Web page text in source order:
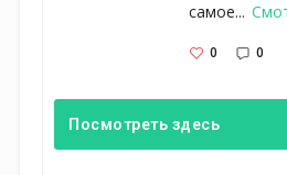
самое...
0 0
Посмотреть здесь